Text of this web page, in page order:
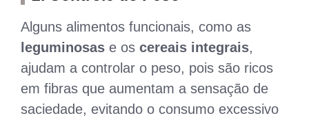
Alguns alimentos funcionais, como as
leguminosas e os cereais integrais,
ajudam a controlar o peso, pois são ricos
em fibras que aumentam a sensação de
saciedade, evitando o consumo excessivo